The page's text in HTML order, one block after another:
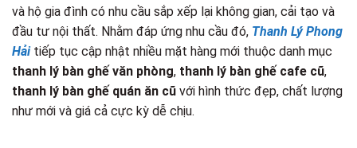
và hộ gia đình có nhu cầu sắp xếp lại không gian, cải tạo và
đầu tư nội thất. Nhằm đáp ứng nhu cầu đó, Thanh Lý Phong
Hảitiếp tục cập nhật nhiều mặt hàng mới thuộc danh mục
thanh lý bàn ghế văn phòng, thanh lý bàn ghế cafe cũ,
thanh lý bàn ghế quán ăn cũ với hình thức đẹp, chất lượng
như mới và giá cả cực kỳ dễ chịu.